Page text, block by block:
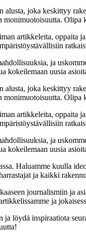
alusta, joka keskittyy
monimuotoisuutta. Olipa
artikkeleita, oppaita
ja
kokeilemaan uusia
alusta, joka keskittyy
monimuotoisuutta. Olipa
artikkeleita, oppaita
ja
kokeilemaan uusia
Haluamme kuulla
ja kaikki
journalismiin ja
ja
löydä inspiraatiota